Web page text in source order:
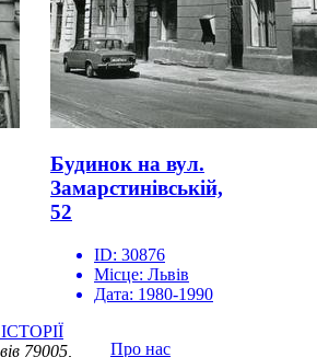
Будинок на вул.
Замарстинівській,
52
ID: 30876
Місце: Львів
Дата: 1980-1990
79005,
Про нас